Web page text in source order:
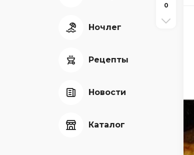
Ночлег
Рецепты
Новости
Каталог
0